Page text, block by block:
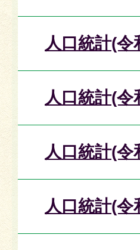
人口統計(
人口統計(
人口統計(
人口統計(令